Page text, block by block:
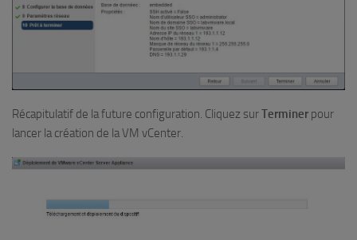
Récapitulatif de la future configuration. Cliquez surTerminer pour
lancer la création de la VM vCenter.